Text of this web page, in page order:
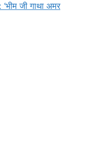
Li
जी गाथा अमर